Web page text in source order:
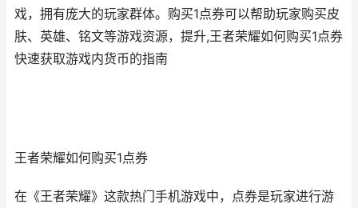
戏，拥有庞大的玩家群体。购买1点券可以帮助玩家购买皮
肤、英雄、铭文等游戏资源，提升,王者荣耀如何购买1点券
快速获取游戏内货币的指南
王者荣耀如何购买1点券
在《王者荣耀》这款热门手机游戏中，点券是玩家进行游